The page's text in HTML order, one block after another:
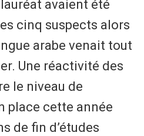
avaient été
cinq suspects alors
arabe venait tout
Une réactivité des
le niveau de
place cette année
de fin d’études